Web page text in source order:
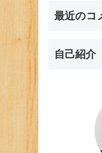
最近のコ
自己紹介